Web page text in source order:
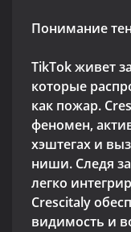
Понимание
TikTok живет
которые
как пожар.
феномен,
хэштегах и
ниши. Следя
легко
Crescitaly
видимость и